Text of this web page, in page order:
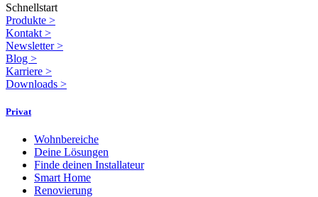
Schnellstart
Produkte >
Kontakt >
Newsletter>
Blog >
Karriere >
Downloads >
Privat
Wohnbereiche
Deine Lösungen
Finde deinen Installateur
Smart Home
Renovierung